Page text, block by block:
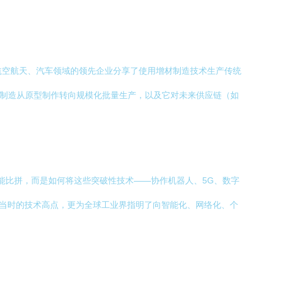
航天、汽车领域的领先企业分享了使用增材制造技术生产传统
造从原型制作转向规模化批量生产，以及它对未来供应链（如
比拼，而是如何将这些突破性技术——协作机器人、5G、数字
的技术高点，更为全球工业界指明了向智能化、网络化、个